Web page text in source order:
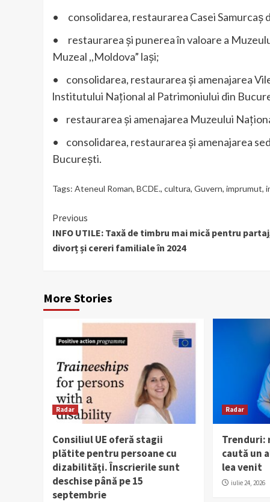
• consolidarea, restaurarea Casei Samurcaș
• restaurarea și punerea în valoare a
Muzeal ,,Moldova” lași;
• consolidarea, restaurarea și amenajarea
lnstitutului Național al Patrimoniului din
• restaurarea și amenajarea Muzeului
• consolidarea, restaurarea și amenajarea
București.
Tags: Ateneul Roman, BCDE., cultura, Guvern, imprumut,
Continue
Reading
Previous
INFO UTILE: Taxă de timbru mai mică pentru
divorț și cereri familiale în 2024
More Stories
Radar
Consiliul UE oferă stagii
plătite pentru persoane cu
dizabilități. Înscrierile sunt
deschise până pe 15
septembrie
Radar
Trenduri:
caută un
lea venit
iulie 24, 2026